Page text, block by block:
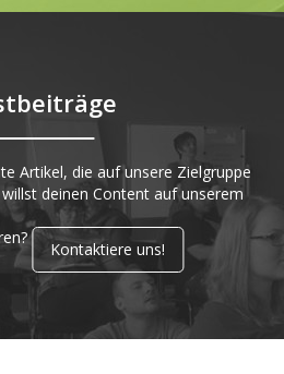
Artikel, die auf unsere Zielgruppe
deinen Content auf unserem
Kontaktiere uns!